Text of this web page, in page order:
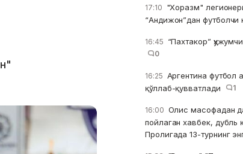
17:10 "Хоразм"
“Андижон”дан футболчи
16:45 “Пахтакор”
0
16:25 Аргентина футбол
қўллаб-қувватлади
1
16:00 Олис масофадан
пойлаган хавбек, дубль
Пролигада 13-турнинг